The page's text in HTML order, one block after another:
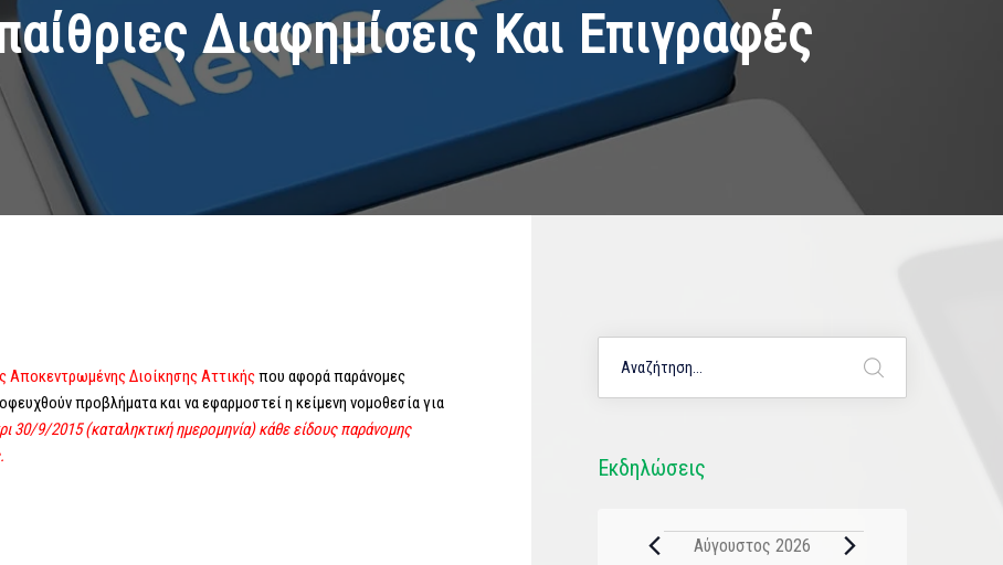
Διαφημίσεις Και Επιγραφές
Αποκεντρωμένης Διοίκησης Αττικήςπου αφορά παράνομες
προβλήματα και να εφαρμοστεί η κείμενη νομοθεσία για
30/9/2015 (καταληκτική ημερομηνία) κάθε είδους παράνομης
Εκδηλώσεις
Αύγουστος 2026